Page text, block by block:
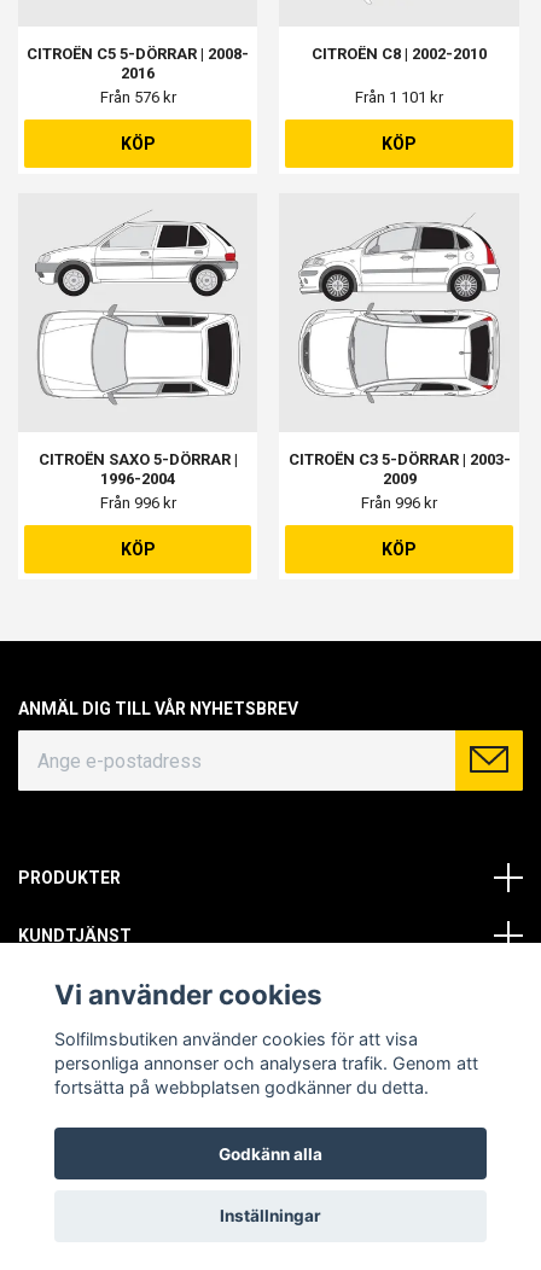
CITROËN C5 5-DÖRRAR | 2008-
2016
Från 576 kr
KÖP
CITROËN C8 | 2002-2010
Från 1 101 kr
KÖP
CITROËN SAXO 5-DÖRRAR |
1996-2004
Från 996 kr
KÖP
CITROËN C3 5-DÖRRAR | 2003-
2009
Från 996 kr
KÖP
ANMÄL DIG TILL VÅR NYHETSBREV
PRODUKTER
KUNDTJÄNST
OM OSS
SOCIALA MEDIER
© Copyright 2026 Solfilmsbutiken. All rights reserved.
Vi använder cookies
Solfilmsbutiken använder cookies för att visa
personliga annonser och analysera trafik. Genom att
fortsätta på webbplatsen godkänner du detta.
Godkänn alla
Inställningar